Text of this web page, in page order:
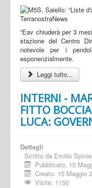
“Eav chiuderà per 3
stazione del Centro
notevole per i
esponenzialmente.
Leggi tutto...
INTERNI -
FITTO
LUCA:
Dettagli
Scritto da Emilio
Pubblicato: 15
Creato: 15 Maggio
Visite: 1150